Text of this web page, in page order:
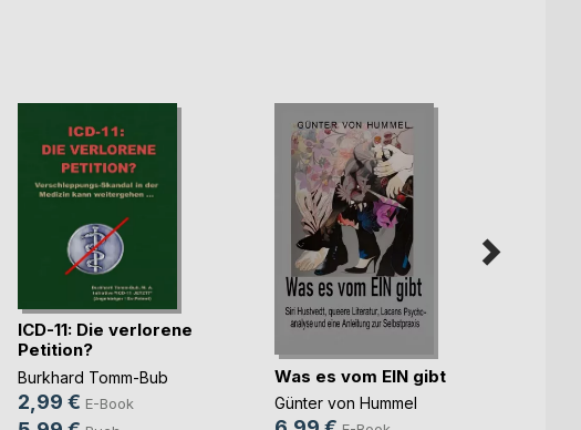
ICD-11: Die verlorene
Petition?
Burkhard Tomm-Bub
2,99 € E-Book
Was es vom EIN gibt
Günter von Hummel